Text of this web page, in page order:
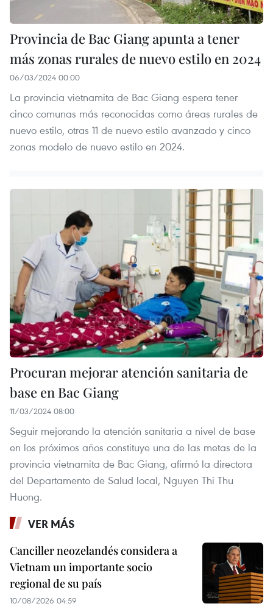
Provincia de Bac Giang apunta a tener
más zonas rurales de nuevo estilo en 2024
06/03/2024 00:00
La provincia vietnamita de Bac Giang espera tener
cinco comunas más reconocidas como áreas rurales de
nuevo estilo, otras 11 de nuevo estilo avanzado y cinco
zonas modelo de nuevo estilo en 2024.
Procuran mejorar atención sanitaria de
base en Bac Giang
11/03/2024 08:00
Seguir mejorando la atención sanitaria a nivel de base
en los próximos años constituye una de las metas de la
provincia vietnamita de Bac Giang, afirmó la directora
del Departamento de Salud local, Nguyen Thi Thu
Huong.
VER MÁS
Canciller neozelandés considera a
Vietnam un importante socio
regional de su país
10/08/2026 04:59